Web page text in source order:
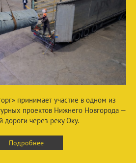
принимает участие в одном из
проектов Нижнего Новгорода —
дороги через реку Оку.
Подробнее